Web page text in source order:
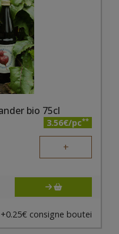
bio 75cl
3.56€/pc**
+
consigne boutei